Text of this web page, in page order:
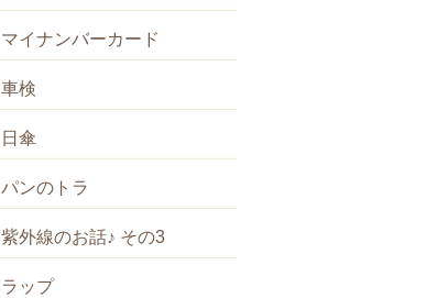
マイナンバーカード
車検
日傘
パンのトラ
紫外線のお話♪ その3
ラップ